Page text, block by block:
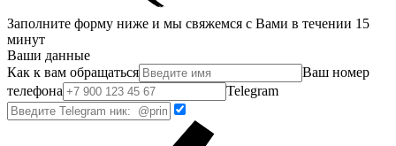
Заполните форму ниже и мы свяжемся с Вами в течении 15
минут
Ваши данные
Как к вам обращаться
Ваш номер
телефона
Telegram